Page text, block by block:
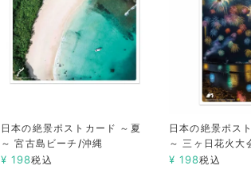
日本の絶景ポストカード ～夏
～ 宮古島ビーチ/沖縄
¥ 198税込
日本の絶景ポス
～ 三ヶ日花火大
¥ 198税込